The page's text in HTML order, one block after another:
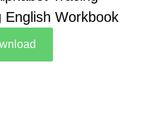
English Workbook